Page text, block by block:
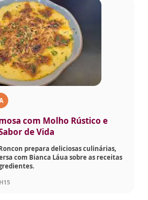
com Molho Rústico e
de Vida
prepara deliciosas culinárias,
com Bianca Láua sobre as receitas